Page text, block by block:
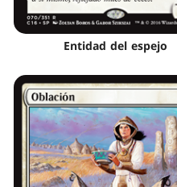
Entidad del espejo